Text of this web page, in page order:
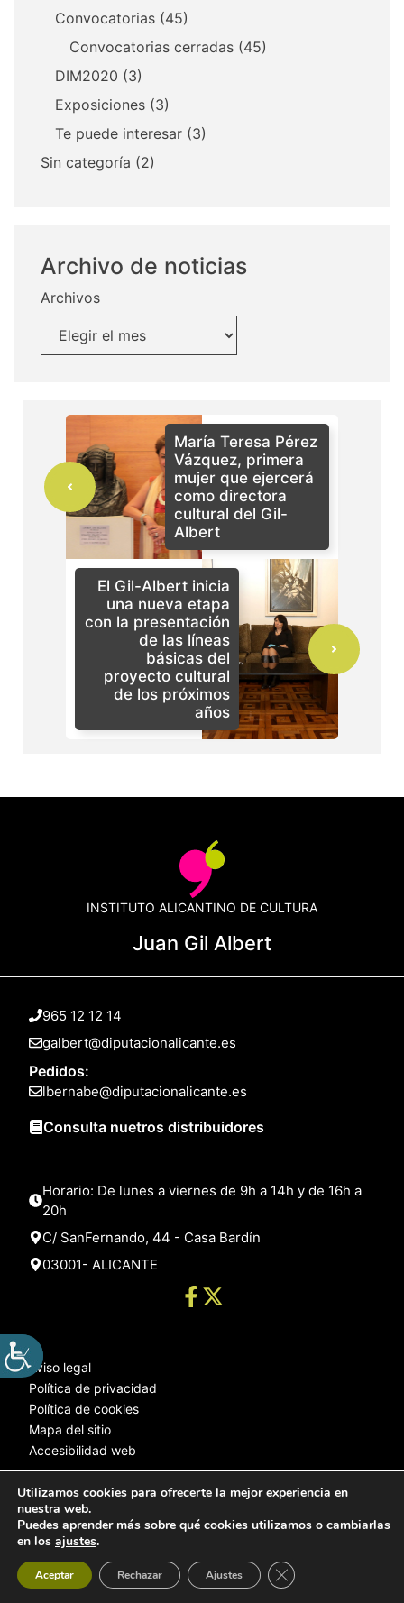
Convocatorias (45)
Convocatorias cerradas (45)
DIM2020 (3)
Exposiciones (3)
Te puede interesar (3)
Sin categoría (2)
Archivo de noticias
Archivos
María Teresa Pérez
Vázquez, primera
mujer que ejercerá
como directora
cultural del Gil-
Albert
El Gil-Albert inicia
una nueva etapa
con la presentación
de las líneas
básicas del
proyecto cultural
de los próximos
años
INSTITUTO ALICANTINO DE CULTURA
Juan Gil Albert
965 12 12 14
galbert@diputacionalicante.es
Pedidos:
lbernabe@diputacionalicante.es
Consulta nuetros distribuidores
Horario: De lunes a viernes de 9h a 14h y de 16h a
20h
C/ SanFernando, 44 - Casa Bardín
03001- ALICANTE
Aviso legal
Política de privacidad
Política de cookies
Mapa del sitio
Accesibilidad web
© 2025 Web desarrollada por el Servicio de Informática de Diputación
Utilizamos cookies para ofrecerte la mejor experiencia en
nuestra web.
Puedes aprender más sobre qué cookies utilizamos o cambiarlas
en los ajustes.
Aceptar Rechazar Ajustes Cerrar el banner de